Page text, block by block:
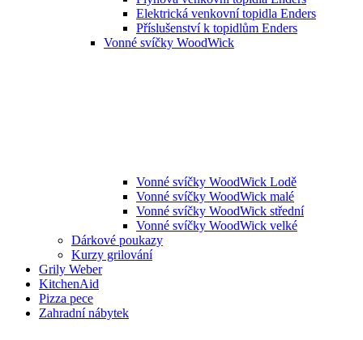
Elektrická venkovní topidla Enders
Příslušenství k topidlům Enders
Vonné svíčky WoodWick
Vonné svíčky WoodWick Lodě
Vonné svíčky WoodWick malé
Vonné svíčky WoodWick střední
Vonné svíčky WoodWick velké
Dárkové poukazy
Kurzy grilování
Grily Weber
KitchenAid
Pizza pece
Zahradní nábytek